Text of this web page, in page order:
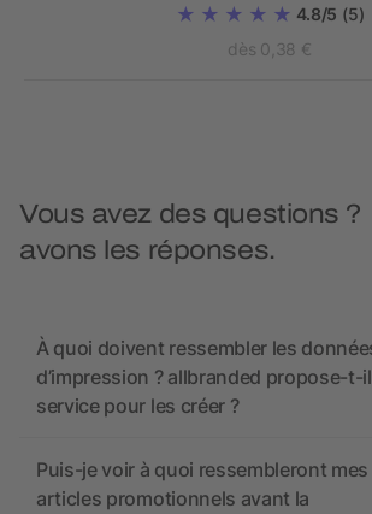
4.8/5 (5)
dès 0,38 €
Vous avez des questions ?
avons les réponses.
À quoi doivent ressembler les
d’impression ? allbranded propose-t-
service pour les créer ?
Puis-je voir à quoi ressembleront mes
articles promotionnels avant la